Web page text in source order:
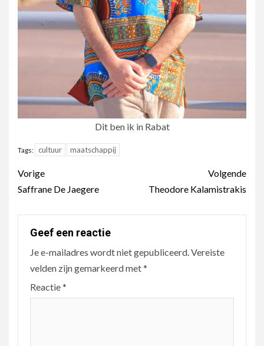
Dit ben ik in Rabat
Tags: cultuur maatschappij
Berichtnavigatie
Vorige
Saffrane De Jaegere
Volgende
Theodore Kalamistrakis
Geef een reactie
Je e-mailadres wordt niet gepubliceerd.Vereiste
velden zijn gemarkeerd met*
Reactie*